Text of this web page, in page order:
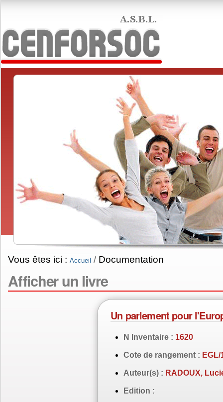
Vous êtes ici : Accueil / Documentation
Afficher un livre
Un parlement pour
N Inventaire : 1620
Cote de rangement : EGL/
Auteur(s) : RADOUX,
Edition :